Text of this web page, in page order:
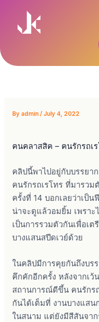
content
By admin/ July 4, 2022
คนคลาสสิค – คนรักรถเ
คลิปนี้พาไปอยู่กับบรรยา
คนรักรถเรโทร ที่มารวม
ครั้งที่ 14 บอกเลยว่าเป็
น่าจะดูแล้วอมยิ้ม เพรา
เป็นการรวมตัวกันเพื่อเ
บางแสนสปีดเวย์ด้วย
ในคลิปมีการคุยกันถึงบร
คึกคักอีกครั้ง หลังจากเว้
สถานการณ์ดีขึ้น คนรักร
กันได้เต็มที่ งานบางแสน
ในสนาม แต่ยังมีสีสันจาก